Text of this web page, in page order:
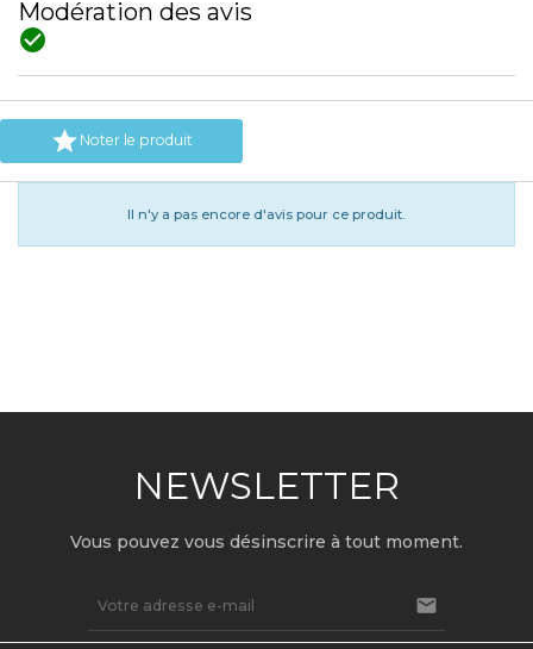
Modération des avis

 Noter le produit
Il n'y a pas encore d'avis pour ce produit.
NEWSLETTER
Vous pouvez vous désinscrire à tout moment.
